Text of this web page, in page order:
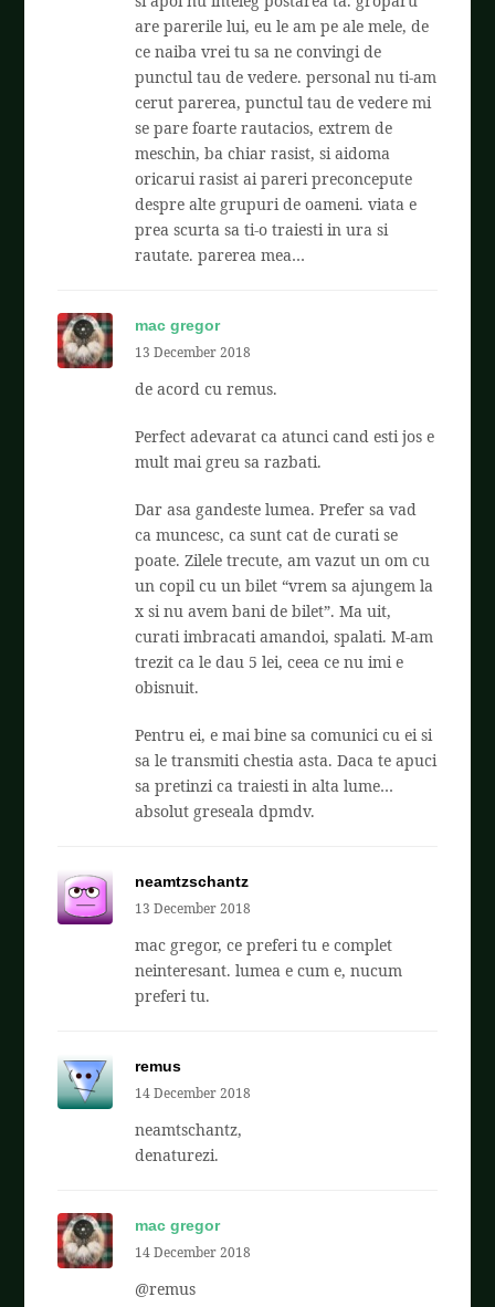
are parerile lui, eu le am pe ale mele, de
ce naiba vrei tu sa ne convingi de
punctul tau de vedere. personal nu ti-am
cerut parerea, punctul tau de vedere mi
se pare foarte rautacios, extrem de
meschin, ba chiar rasist, si aidoma
oricarui rasist ai pareri preconcepute
despre alte grupuri de oameni. viata e
prea scurta sa ti-o traiesti in ura si
rautate. parerea mea…
mac gregor
13 December 2018
de acord cu remus.
Perfect adevarat ca atunci cand esti jos e
mult mai greu sa razbati.
Dar asa gandeste lumea. Prefer sa vad
ca muncesc, ca sunt cat de curati se
poate. Zilele trecute, am vazut un om cu
un copil cu un bilet “vrem sa ajungem la
x si nu avem bani de bilet”. Ma uit,
curati imbracati amandoi, spalati. M-am
trezit ca le dau 5 lei, ceea ce nu imi e
obisnuit.
Pentru ei, e mai bine sa comunici cu ei si
sa le transmiti chestia asta. Daca te apuci
sa pretinzi ca traiesti in alta lume…
absolut greseala dpmdv.
neamtzschantz
13 December 2018
mac gregor, ce preferi tu e complet
neinteresant. lumea e cum e, nucum
preferi tu.
remus
14 December 2018
neamtschantz,
denaturezi.
mac gregor
14 December 2018
@remus